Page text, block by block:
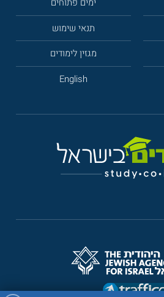
תנאי שימוש
מגזין לימודים
English